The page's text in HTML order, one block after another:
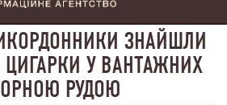
ЗНАЙШЛИ
ЦИГАРКИ У ВАНТАЖНИХ
РУДОЮ